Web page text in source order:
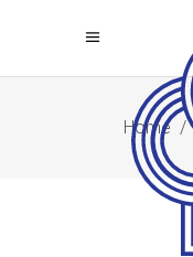
Home